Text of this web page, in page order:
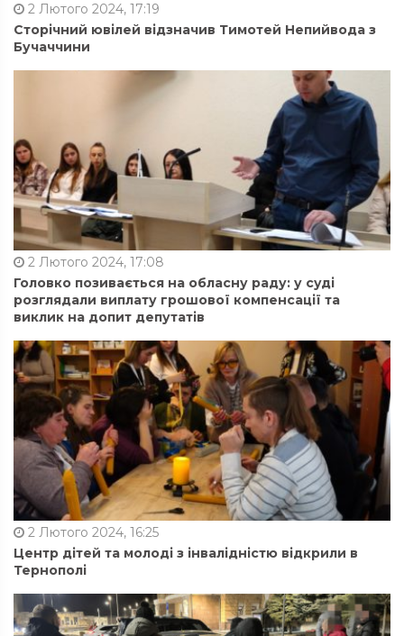
2 Лютого 2024, 17:19
Сторічний ювілей відзначив Тимотей Непийвода з
Бучаччини
2 Лютого 2024, 17:08
Головко позивається на обласну раду: у суді
розглядали виплату грошової компенсації та
виклик на допит депутатів
2 Лютого 2024, 16:25
Центр дітей та молоді з інвалідністю відкрили в
Тернополі